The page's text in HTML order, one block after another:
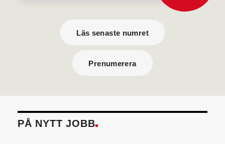
Läs senaste numret
Prenumerera
PÅ NYTT JOBB